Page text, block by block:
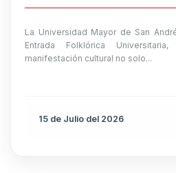
La Universidad Mayor de San
Entrada Folklórica
manifestación cultural no solo...
15 de Julio del 2026